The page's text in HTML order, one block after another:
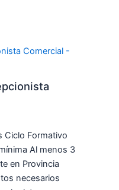
Ciclo Formativo
Al menos 3
en Provincia
necesarios